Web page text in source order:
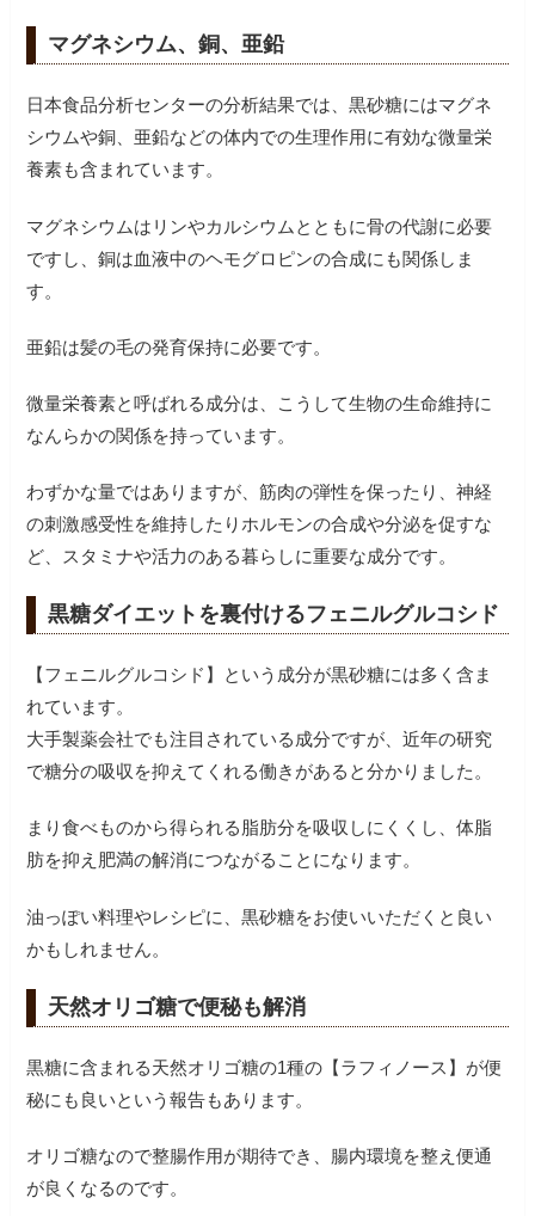
マグネシウム、銅、亜鉛
日本食品分析センターの分析結果では、黒砂糖にはマグネ
シウムや銅、亜鉛などの体内での生理作用に有効な微量栄
養素も含まれています。
マグネシウムはリンやカルシウムとともに骨の代謝に必要
ですし、銅は血液中のヘモグロピンの合成にも関係しま
す。
亜鉛は髪の毛の発育保持に必要です。
微量栄養素と呼ばれる成分は、こうして生物の生命維持に
なんらかの関係を持っています。
わずかな量ではありますが、筋肉の弾性を保ったり、神経
の刺激感受性を維持したりホルモンの合成や分泌を促すな
ど、スタミナや活力のある暮らしに重要な成分です。
黒糖ダイエットを裏付けるフェニルグルコシド
【フェニルグルコシド】という成分が黒砂糖には多く含ま
れています。
大手製薬会社でも注目されている成分ですが、近年の研究
で糖分の吸収を抑えてくれる働きがあると分かりました。
まり食べものから得られる脂肪分を吸収しにくくし、体脂
肪を抑え肥満の解消につながることになります。
油っぽい料理やレシピに、黒砂糖をお使いいただくと良い
かもしれません。
天然オリゴ糖で便秘も解消
黒糖に含まれる天然オリゴ糖の1種の【ラフィノース】が便
秘にも良いという報告もあります。
オリゴ糖なので整腸作用が期待でき、腸内環境を整え便通
が良くなるのです。